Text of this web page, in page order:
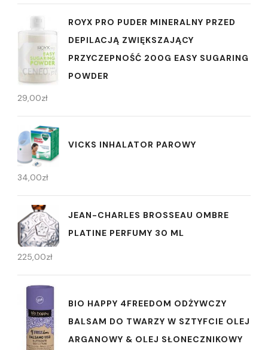
ROYX PRO PUDER MINERALNY PRZED
DEPILACJĄ ZWIĘKSZAJĄCY
PRZYCZEPNOŚĆ 200G EASY SUGARING
POWDER
29,00zł
VICKS INHALATOR PAROWY
34,00zł
JEAN-CHARLES BROSSEAU OMBRE
PLATINE PERFUMY 30 ML
225,00zł
BIO HAPPY 4FREEDOM ODŻYWCZY
BALSAM DO TWARZY W SZTYFCIE OLEJ
ARGANOWY & OLEJ SŁONECZNIKOWY